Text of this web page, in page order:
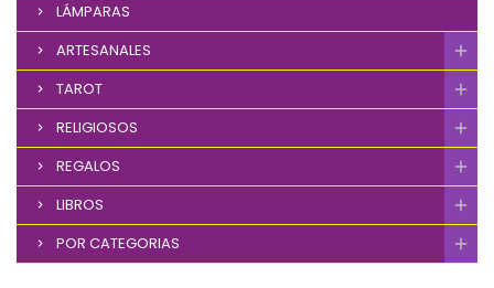
LÁMPARAS
ARTESANALES
TAROT
RELIGIOSOS
REGALOS
LIBROS
POR CATEGORIAS